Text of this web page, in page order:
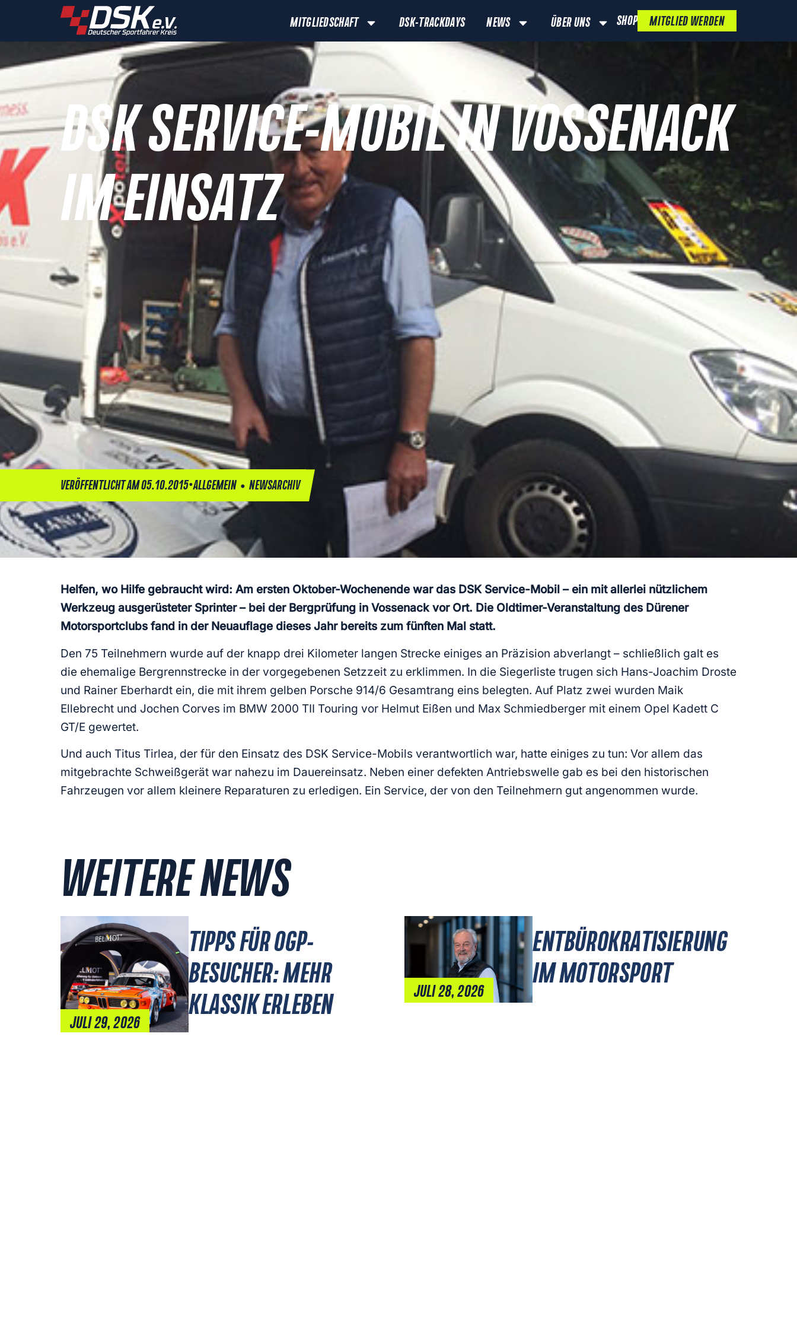
MITGLIEDSCHAFT DSK-TRACKDAYS NEWS ÜBER UNS SHOP MITGLIED WERDEN
DSK SERVICE-MOBIL IN VOSSENACK
IM EINSATZ
VERÖFFENTLICHT AM 05.10.2015•ALLGEMEIN • NEWSARCHIV
Helfen, wo Hilfe gebraucht wird: Am ersten Oktober-Wochenende war das DSK Service-Mobil – ein mit allerlei nützlichem
Werkzeug ausgerüsteter Sprinter – bei der Bergprüfung in Vossenack vor Ort. Die Oldtimer-Veranstaltung des Dürener
Motorsportclubs fand in der Neuauflage dieses Jahr bereits zum fünften Mal statt.
Den 75 Teilnehmern wurde auf der knapp drei Kilometer langen Strecke einiges an Präzision abverlangt – schließlich galt es
die ehemalige Bergrennstrecke in der vorgegebenen Setzzeit zu erklimmen. In die Siegerliste trugen sich Hans-Joachim Droste
und Rainer Eberhardt ein, die mit ihrem gelben Porsche 914/6 Gesamtrang eins belegten. Auf Platz zwei wurden Maik
Ellebrecht und Jochen Corves im BMW 2000 TII Touring vor Helmut Eißen und Max Schmiedberger mit einem Opel Kadett C
GT/E gewertet.
Und auch Titus Tirlea, der für den Einsatz des DSK Service-Mobils verantwortlich war, hatte einiges zu tun: Vor allem das
mitgebrachte Schweißgerät war nahezu im Dauereinsatz. Neben einer defekten Antriebswelle gab es bei den historischen
Fahrzeugen vor allem kleinere Reparaturen zu erledigen. Ein Service, der von den Teilnehmern gut angenommen wurde.
WEITERE NEWS
JULI 29, 2026
TIPPS FÜR OGP-
BESUCHER: MEHR
KLASSIK ERLEBEN
JULI 28, 2026
ENTBÜROKRATISIERUNG
IM MOTORSPORT